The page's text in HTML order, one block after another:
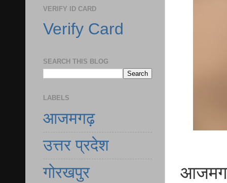
VERIFY ID CARD
Verify Card
SEARCH THIS BLOG
LABELS
आजमगढ़
उत्तर प्रदेश
गोरखपुर